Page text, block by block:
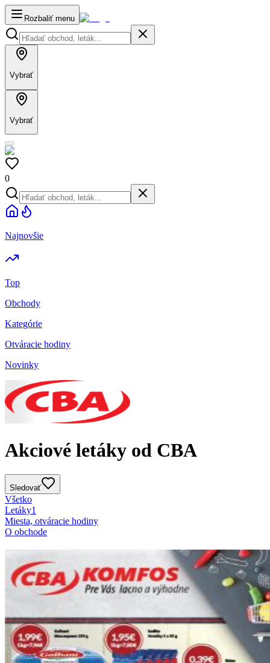
Rozbaliť menu
Vybrať
Vybrať
0
Najnovšie
Top
Obchody
Kategórie
Otváracie hodiny
Novinky
Akciové letáky od CBA
Sledovať
Všetko
Letáky1
Miesta, otváracie hodiny
O obchode